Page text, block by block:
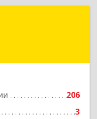
206
3
г, Ленина пр-